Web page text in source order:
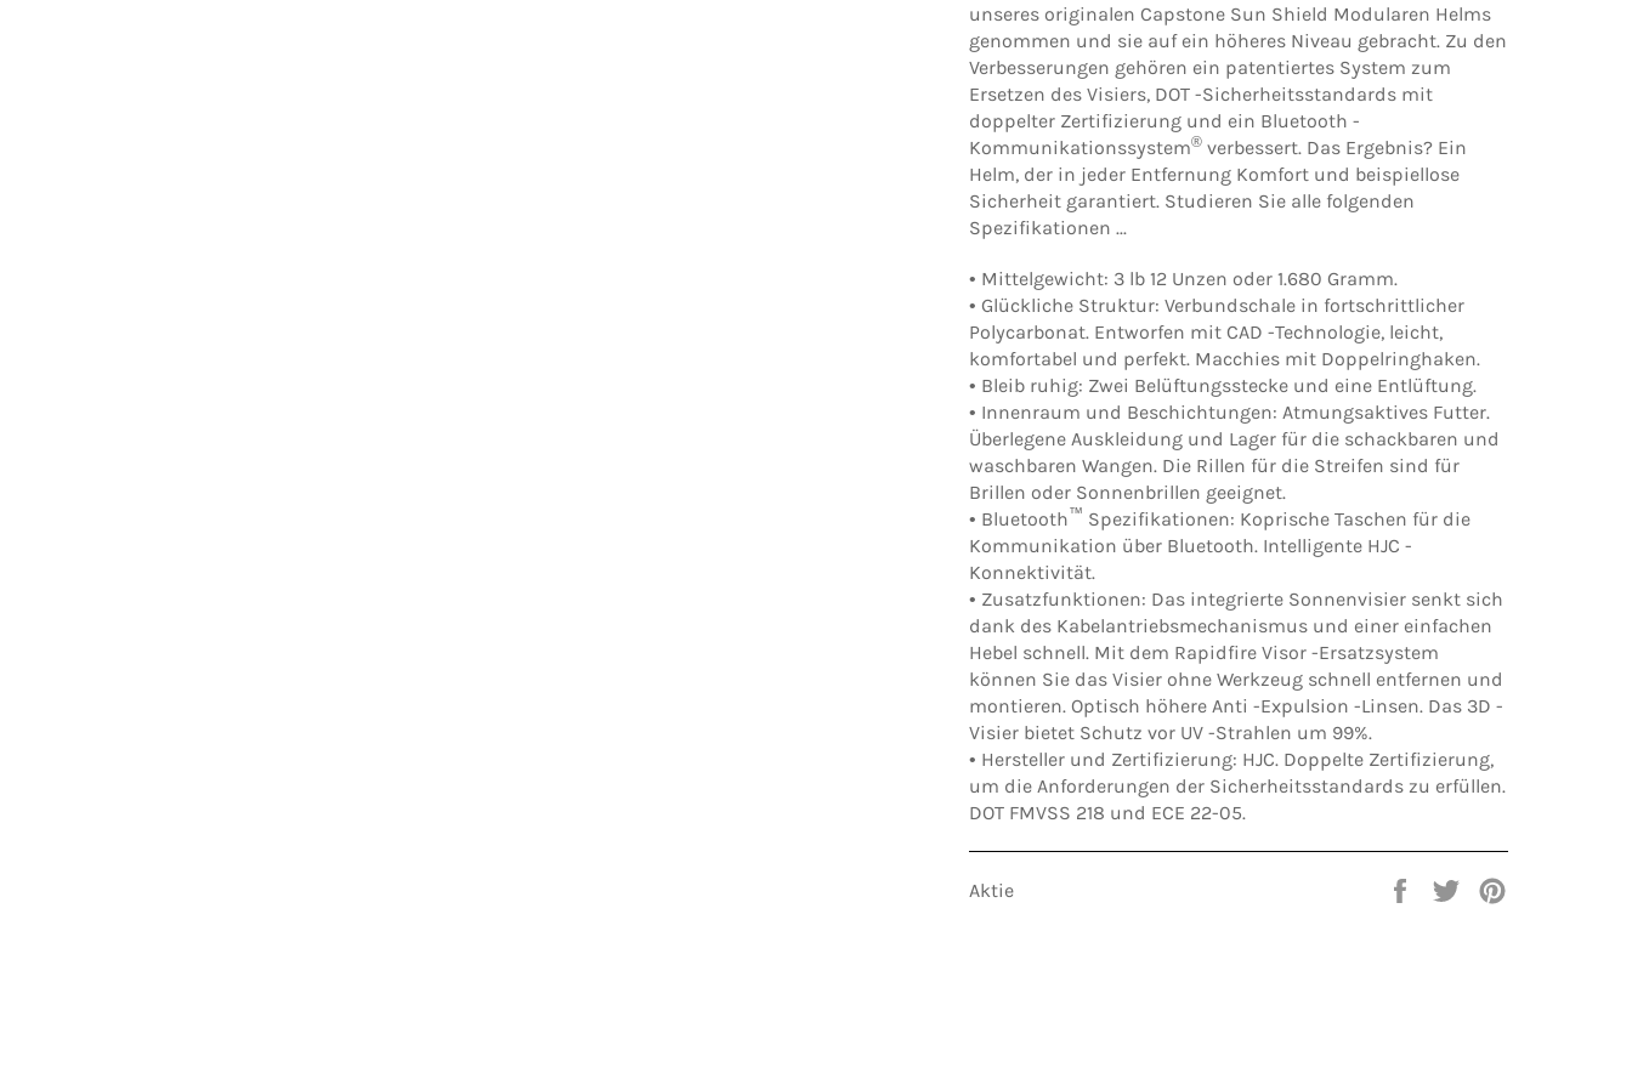
unseres originalen Capstone Sun Shield Modularen Helms
genommen und sie auf ein höheres Niveau gebracht. Zu den
Verbesserungen gehören ein patentiertes System zum
Ersetzen des Visiers, DOT -Sicherheitsstandards mit
doppelter Zertifizierung und ein Bluetooth -
Kommunikationssystem® verbessert. Das Ergebnis? Ein
Helm, der in jeder Entfernung Komfort und beispiellose
Sicherheit garantiert. Studieren Sie alle folgenden
Spezifikationen ...
• Mittelgewicht: 3 lb 12 Unzen oder 1.680 Gramm.
• Glückliche Struktur: Verbundschale in fortschrittlicher
Polycarbonat. Entworfen mit CAD -Technologie, leicht,
komfortabel und perfekt. Macchies mit Doppelringhaken.
• Bleib ruhig: Zwei Belüftungsstecke und eine Entlüftung.
• Innenraum und Beschichtungen: Atmungsaktives Futter.
Überlegene Auskleidung und Lager für die schackbaren und
waschbaren Wangen. Die Rillen für die Streifen sind für
Brillen oder Sonnenbrillen geeignet.
• Bluetooth™ Spezifikationen: Koprische Taschen für die
Kommunikation über Bluetooth. Intelligente HJC -
Konnektivität.
• Zusatzfunktionen: Das integrierte Sonnenvisier senkt sich
dank des Kabelantriebsmechanismus und einer einfachen
Hebel schnell. Mit dem Rapidfire Visor -Ersatzsystem
können Sie das Visier ohne Werkzeug schnell entfernen und
montieren. Optisch höhere Anti -Expulsion -Linsen. Das 3D -
Visier bietet Schutz vor UV -Strahlen um 99%.
• Hersteller und Zertifizierung: HJC. Doppelte Zertifizierung,
um die Anforderungen der Sicherheitsstandards zu erfüllen.
DOT FMVSS 218 und ECE 22-05.
Aktie
Auf
Twitter